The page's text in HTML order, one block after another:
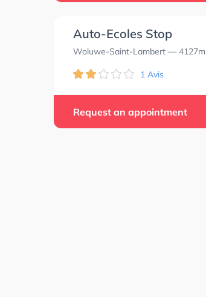
Auto-Ecoles Stop
Woluwe-Saint-Lambert — 4127m
1 Avis
Request an appointment